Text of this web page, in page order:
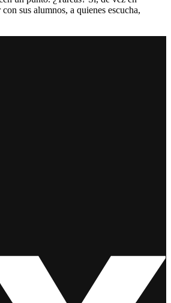
sus alumnos, a quienes escucha,